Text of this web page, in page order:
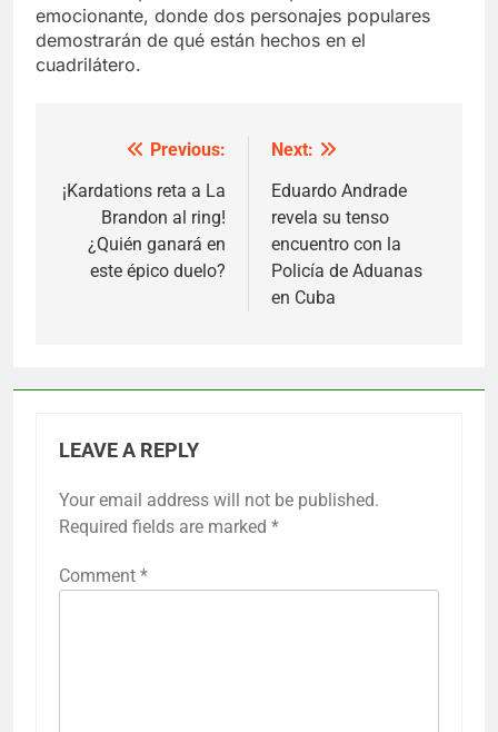
emocionante, donde dos personajes populares
demostrarán de qué están hechos en el
cuadrilátero.
navigation
Previous:
¡Kardations reta a La
Brandon al ring!
¿Quién ganará en
este épico duelo?
Next:
Eduardo Andrade
revela su tenso
encuentro con la
Policía de Aduanas
en Cuba
LEAVE A REPLY
Your email address will not be published.
Required fields are marked *
Comment *